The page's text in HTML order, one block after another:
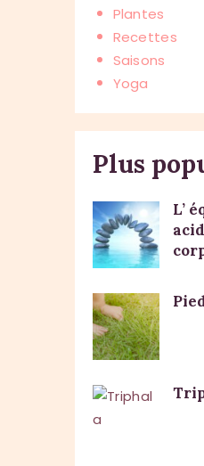
Plantes
Recettes
Saisons
Yoga
Plus
L’